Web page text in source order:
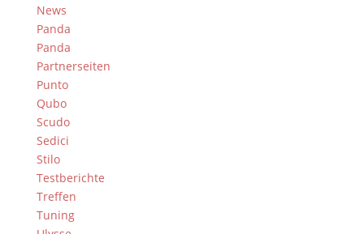
News
Panda
Panda
Partnerseiten
Punto
Qubo
Scudo
Sedici
Stilo
Testberichte
Treffen
Tuning